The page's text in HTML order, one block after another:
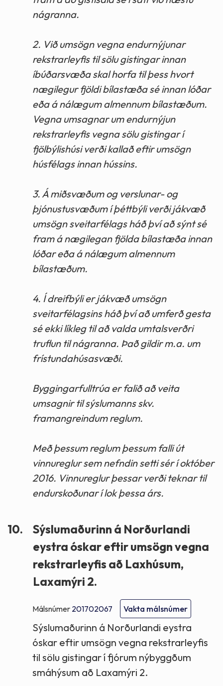
nágranna.
2. Við umsögn vegna endurnýjunar
rekstrarleyfis til sölu gistingar innan
íbúðarsvæða skal horfa til þess hvort
nægilegur fjöldi bílastæða sé innan lóðar
eða á nálægum almennum bílastæðum.
Vegna umsagnar um endurnýjun
rekstrarleyfis vegna sölu gistingar í
fjölbýlishúsi verði kallað eftir umsögn
húsfélags innan hússins.
3. Á miðsvæðum og verslunar- og
þjónustusvæðum í þéttbýli verði jákvæð
umsögn sveitarfélags háð því að sýnt sé
fram á nægilegan fjölda bílastæða innan
lóðar eða á nálægum almennum
bílastæðum.
4. Í dreifbýli er jákvæð umsögn
sveitarfélagsins háð því að umferð gesta
sé ekki líkleg til að valda umtalsverðri
truflun til nágranna. Það gildir m.a. um
frístundahúsasvæði.
Byggingarfulltrúa er falið að veita
umsagnir til sýslumanns skv.
framangreindum reglum.
Með þessum reglum þessum falli út
vinnureglur sem nefndin setti sér í október
2016. Vinnureglur þessar verði teknar til
endurskoðunar í lok þessa árs.
10.
Sýslumaðurinn á Norðurlandi
eystra óskar eftir umsögn vegna
rekstrarleyfis að Laxhúsum,
Laxamýri 2.
Málsnúmer 201702067 Vakta málsnúmer
Sýslumaðurinn á Norðurlandi eystra
óskar eftir umsögn vegna rekstrarleyfis
til sölu gistingar í fjórum nýbyggðum
smáhýsum að Laxamýri 2.